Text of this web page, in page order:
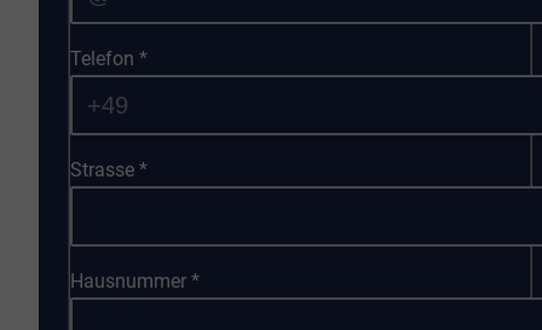
Telefon*
Strasse*
Hausnummer*